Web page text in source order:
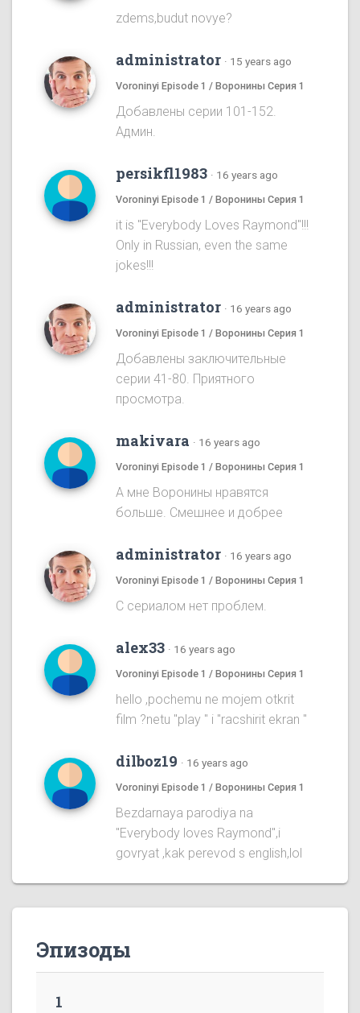
zdems,budut novye?
administrator · 15 years ago
Voroninyi Episode 1 / Воронины Серия 1
Добавлены серии 101-152.
Админ.
persikfl1983 · 16 years ago
Voroninyi Episode 1 / Воронины Серия 1
it is "Everybody Loves Raymond"!!!
Only in Russian, even the same
jokes!!!
administrator · 16 years ago
Voroninyi Episode 1 / Воронины Серия 1
Добавлены заключительные
серии 41-80. Приятного
просмотра.
makivara · 16 years ago
Voroninyi Episode 1 / Воронины Серия 1
А мне Воронины нравятся
больше. Смешнее и добрее
administrator · 16 years ago
Voroninyi Episode 1 / Воронины Серия 1
С сериалом нет проблем.
alex33 · 16 years ago
Voroninyi Episode 1 / Воронины Серия 1
hello ,pochemu ne mojem otkrit
film ?netu "play " i "racshirit ekran "
dilboz19 · 16 years ago
Voroninyi Episode 1 / Воронины Серия 1
Bezdarnaya parodiya na
''Everybody loves Raymond'',i
govryat ,kak perevod s english,lol
Эпизоды
1